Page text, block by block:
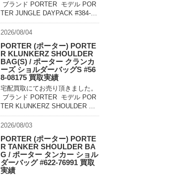
ブランド PORTER モデル POR
TER JUNGLE DAYPACK #384-18
196 買取相場 お問い合わせくだ
さい。 状態 美中古品 軽量でコン
2026/08/04
PORTER (ポーター) PORTE
R KLUNKERZ SHOULDER
BAG(S) / ポーター クランカ
ーズ ショルダーバッグS #56
8-08175 買取実績
宅配買取にてお売り頂きました。
ブランド PORTER モデル POR
TER KLUNKERZ SHOULDER BA
G(S) #568-08175 買取相場 お問
い合わせください。 状態 美中古
2026/08/03
PORTER (ポーター) PORTE
R TANKER SHOULDER BA
G / ポーター タンカー ショル
ダーバッグ #622-76991 買取
実績